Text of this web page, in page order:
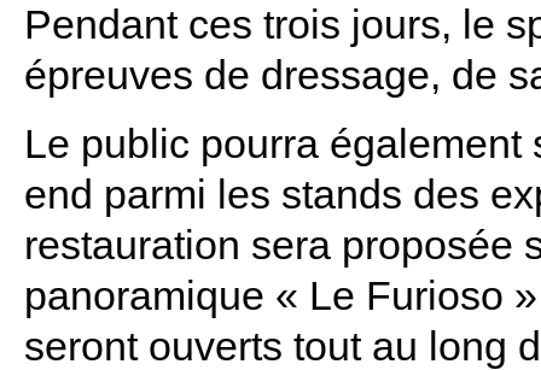
Pendant ces trois jours, le
épreuves de dressage, de
Le public pourra
end parmi les stands des
restauration sera proposée
panoramique « Le Furioso
seront ouverts tout au long